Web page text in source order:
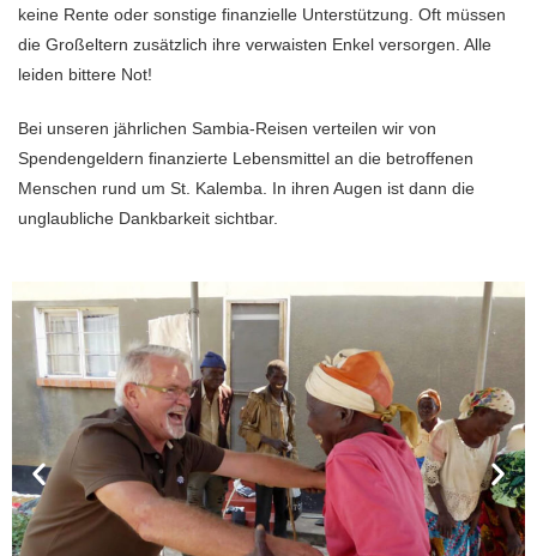
keine Rente oder sonstige finanzielle Unterstützung. Oft müssen
die Großeltern zusätzlich ihre verwaisten Enkel versorgen. Alle
leiden bittere Not!
Bei unseren jährlichen Sambia-Reisen verteilen wir von
Spendengeldern finanzierte Lebensmittel an die betroffenen
Menschen rund um St. Kalemba. In ihren Augen ist dann die
unglaubliche Dankbarkeit sichtbar.